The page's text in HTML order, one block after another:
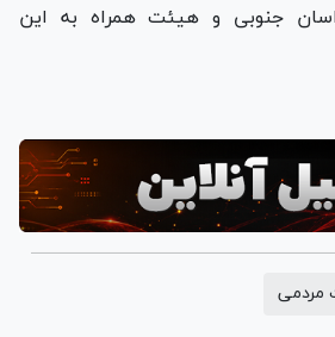
جنوبی و هیئت همراه به این
مردمی